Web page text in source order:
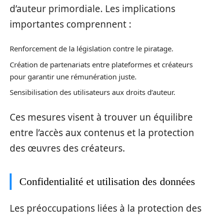
d’auteur primordiale. Les implications
importantes comprennent :
Renforcement de la législation contre le piratage.
Création de partenariats entre plateformes et créateurs
pour garantir une rémunération juste.
Sensibilisation des utilisateurs aux droits d’auteur.
Ces mesures visent à trouver un équilibre
entre l’accès aux contenus et la protection
des œuvres des créateurs.
Confidentialité et utilisation des données
Les préoccupations liées à la protection des